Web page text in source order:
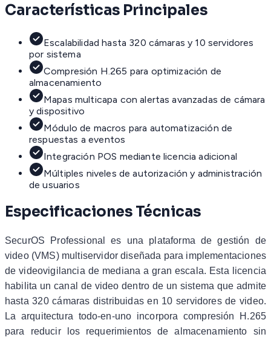
Características Principales
Escalabilidad hasta 320 cámaras y 10 servidores
por sistema
Compresión H.265 para optimización de
almacenamiento
Mapas multicapa con alertas avanzadas de cámara
y dispositivo
Módulo de macros para automatización de
respuestas a eventos
Integración POS mediante licencia adicional
Múltiples niveles de autorización y administración
de usuarios
Especificaciones Técnicas
SecurOS Professional es una plataforma de gestión de
video (VMS) multiservidor diseñada para implementaciones
de videovigilancia de mediana a gran escala. Esta licencia
habilita un canal de video dentro de un sistema que admite
hasta 320 cámaras distribuidas en 10 servidores de video.
La arquitectura todo-en-uno incorpora compresión H.265
para reducir los requerimientos de almacenamiento sin